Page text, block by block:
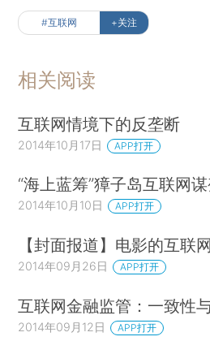
#互联网 +关注
相关阅读
互联网情境下的反垄断
2014年10月17日 APP打开
“海上蓝筹”獐子岛互联网
2014年10月10日 APP打开
【封面报道】电影的互联
2014年09月26日 APP打开
互联网金融监管：一致性
2014年09月12日 APP打开